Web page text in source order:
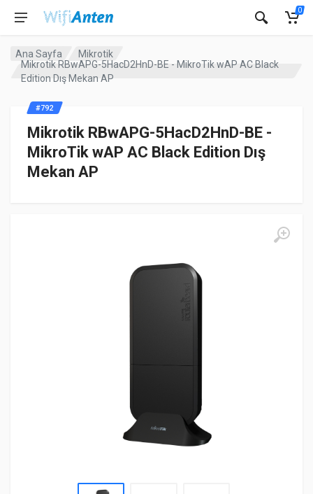
0
Ana Sayfa
Mikrotik
Mikrotik RBwAPG-5HacD2HnD-BE - MikroTik wAP AC Black
Edition Dış Mekan AP
Mikrotik RBwAPG-5HacD2HnD-BE -
MikroTik wAP AC Black Edition Dış
Mekan AP
#792